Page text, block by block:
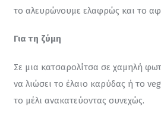
το αλευρώνουμε ελαφρώς και το
Για τη ζύμη
Σε μια κατσαρολίτσα σε χαμηλή
να λιώσει το έλαιο καρύδας ή το
το μέλι ανακατεύοντας συνεχώς.